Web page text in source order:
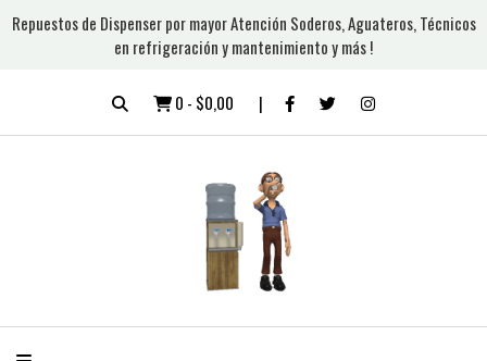
Repuestos de Dispenser por mayor Atención Soderos, Aguateros, Técnicos
en refrigeración y mantenimiento y más !
0 - $0,00